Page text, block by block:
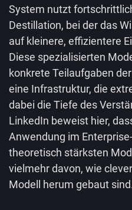
System nutzt
Destillation, bei der das
auf kleinere, effizientere
Diese spezialisierten
konkrete Teilaufgaben
eine Infrastruktur, die
dabei die Tiefe des
LinkedIn beweist hier,
Anwendung im
theoretisch stärksten
vielmehr davon, wie
Modell herum gebaut